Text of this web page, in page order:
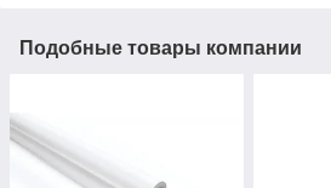
Подобные товары компании